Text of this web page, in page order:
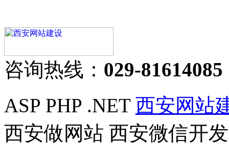
咨询热线： 029-81614085
ASP PHP .NET 西安网站
西安做网站 西安微信开